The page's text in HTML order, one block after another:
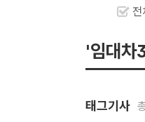
전
'임대차
태그기사